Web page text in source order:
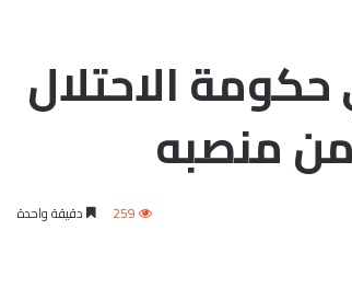
حكومة الاحتلال
منصبه
259 دقيقة واحدة